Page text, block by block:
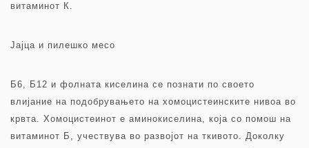
витаминот К.
Јајца и пилешко месо
Б6, Б12 и фолната киселина се познати по своето
влијание на подобрувањето на хомоцистеинските нивоа во
крвта. Хомоцистеинот е аминокиселина, која со помош на
витаминот Б, учествува во развојот на ткивото. Доколку